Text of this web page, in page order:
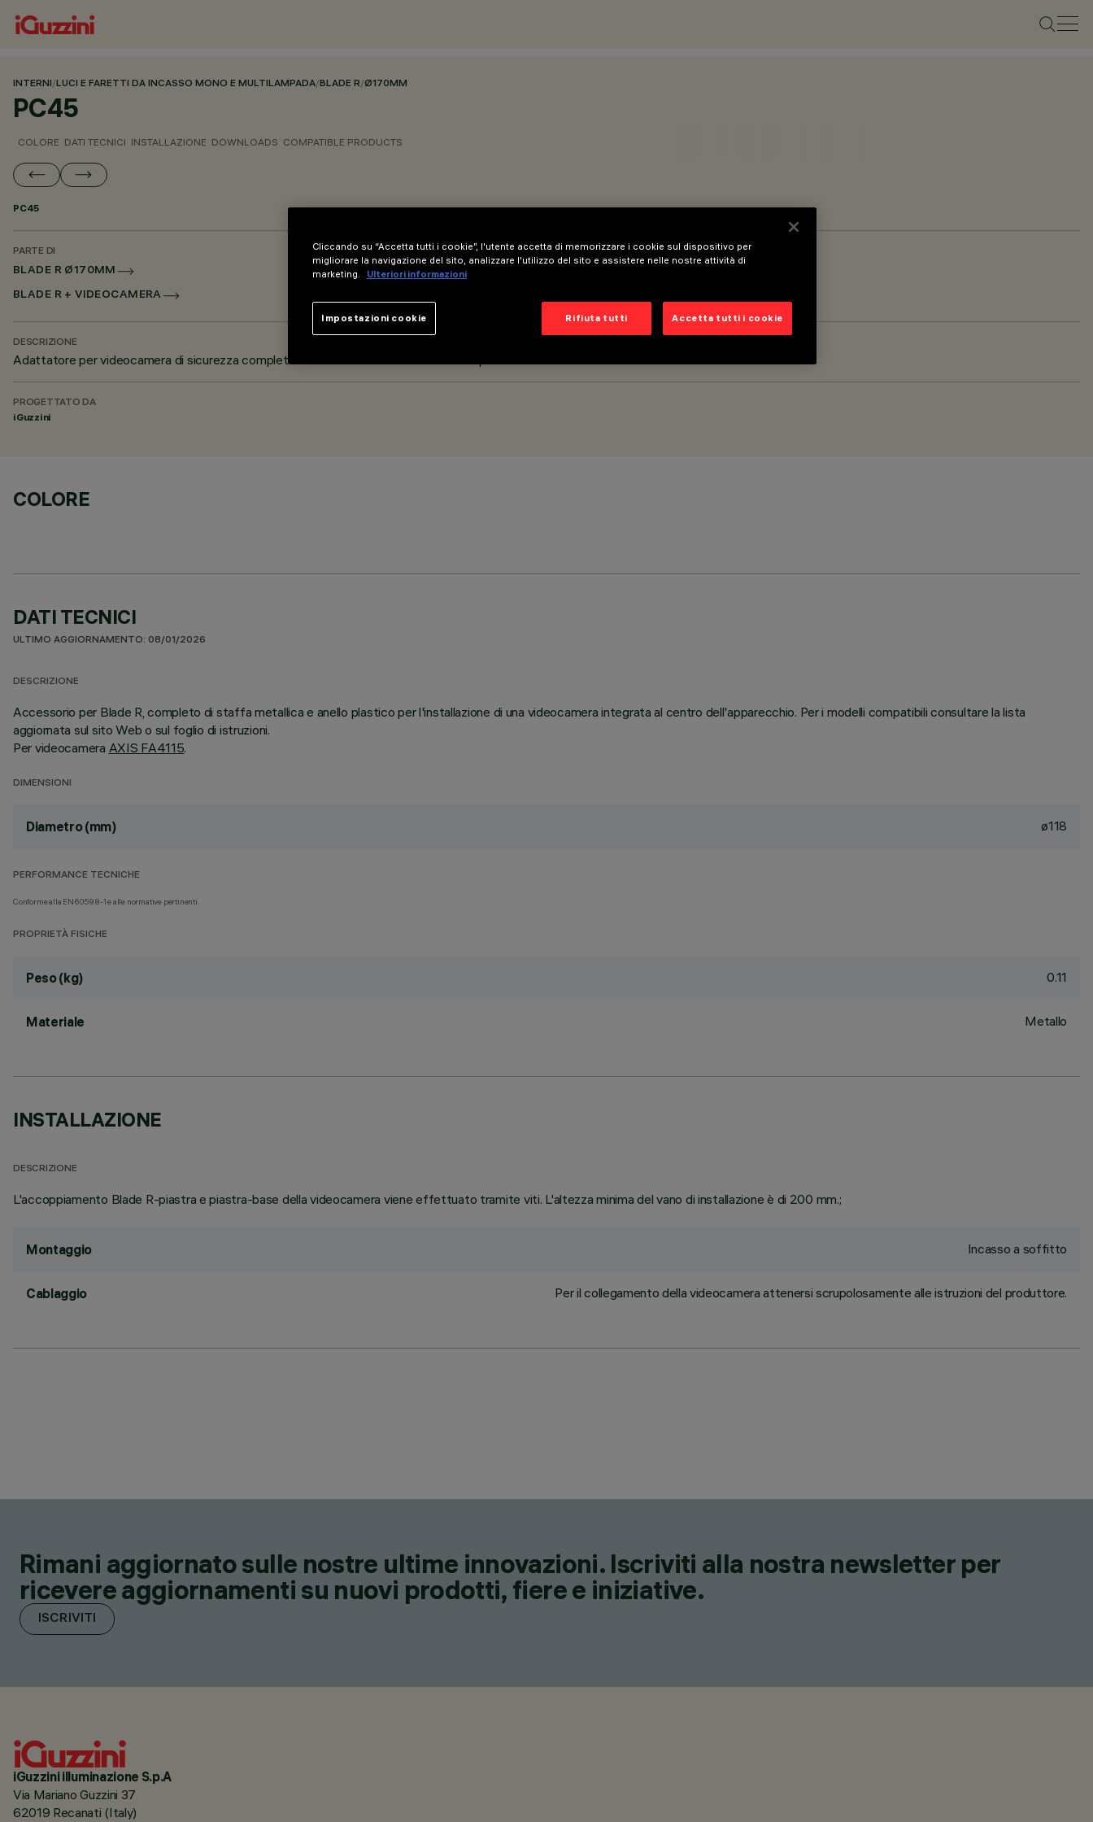
INTERNI/LUCI E FARETTI DA INCASSO MONO E MULTILAMPADA/BLADE R/Ø170MM
PC45
COLORE DATI TECNICI INSTALLAZIONE DOWNLOADS COMPATIBLE PRODUCTS
PC45
PARTE DI
BLADE R Ø170MM
BLADE R + VIDEOCAMERA
DESCRIZIONE
Adattatore per videocamera di sicurezza completo di staffa - Per videocamera compatibile
PROGETTATO DA
iGuzzini
COLORE
DATI TECNICI
ULTIMO AGGIORNAMENTO: 08/01/2026
DESCRIZIONE
Accessorio per Blade R, completo di staffa metallica e anello plastico per l'installazione di una videocamera integrata al centro dell'apparecchio. Per i modelli compatibili consultare la lista
aggiornata sul sito Web o sul foglio di istruzioni.
Per videocamera AXIS FA4115.
DIMENSIONI
Diametro (mm) ø118
PERFORMANCE TECNICHE
Conforme alla EN60598-1 e alle normative pertinenti.
PROPRIETÀ FISICHE
Peso (kg) 0.11
Materiale Metallo
INSTALLAZIONE
DESCRIZIONE
L'accoppiamento Blade R-piastra e piastra-base della videocamera viene effettuato tramite viti. L'altezza minima del vano di installazione è di 200 mm.;
Montaggio Incasso a soffitto
Cablaggio Per il collegamento della videocamera attenersi scrupolosamente alle istruzioni del produttore.
Rimani aggiornato sulle nostre ultime innovazioni. Iscriviti alla nostra newsletter per
ricevere aggiornamenti su nuovi prodotti, fiere e iniziative.
ISCRIVITI
iGuzzini illuminazione S.p.A
Via Mariano Guzzini 37
62019 Recanati (Italy)
Cliccando su “Accetta tutti i cookie”, l'utente accetta di memorizzare i cookie sul dispositivo per
migliorare la navigazione del sito, analizzare l'utilizzo del sito e assistere nelle nostre attività di
marketing.
Ulteriori informazioni
Rifiuta tutti Accetta tutti i cookie
Impostazioni cookie